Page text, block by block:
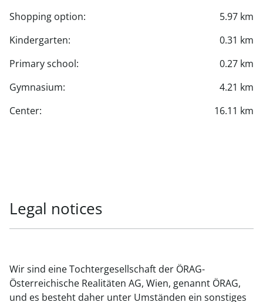
Shopping option:
5.97 km
Kindergarten:
0.31 km
Primary school:
0.27 km
Gymnasium:
4.21 km
Center:
16.11 km
Legal notices
Wir sind eine Tochtergesellschaft der ÖRAG-
Österreichische Realitäten AG, Wien, genannt ÖRAG,
und es besteht daher unter Umständen ein sonstiges